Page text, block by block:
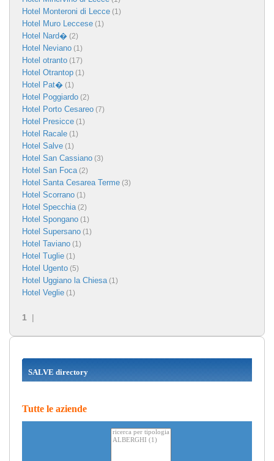
Hotel Monteroni di Lecce (1)
Hotel Muro Leccese (1)
Hotel Nard� (2)
Hotel Neviano (1)
Hotel otranto (17)
Hotel Otrantop (1)
Hotel Pat� (1)
Hotel Poggiardo (2)
Hotel Porto Cesareo (7)
Hotel Presicce (1)
Hotel Racale (1)
Hotel Salve (1)
Hotel San Cassiano (3)
Hotel San Foca(2)
Hotel Santa Cesarea Terme (3)
Hotel Scorrano (1)
Hotel Specchia(2)
Hotel Spongano (1)
Hotel Supersano (1)
Hotel Taviano (1)
Hotel Tuglie (1)
Hotel Ugento (5)
Hotel Uggiano la Chiesa(1)
Hotel Veglie (1)
1 |
SALVE directory
Tutte le aziende